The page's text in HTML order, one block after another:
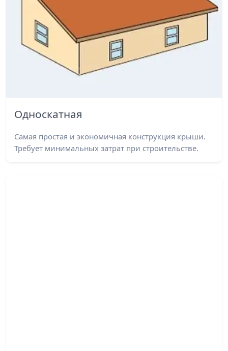
Односкатная
Самая простая и экономичная конструкция крыши.
Требует минимальных затрат при строительстве.